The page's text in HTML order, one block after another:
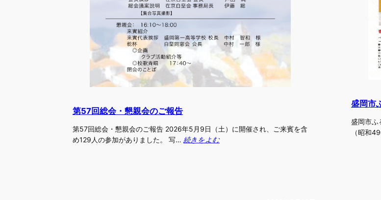
第57回総会・懇親会のご報告
第57回総会・懇親会のご報告 2026年5月9日（土）に開催され、ご来賓を含
め129人の参加がありました。 写… 続きをよむ
盛岡市
盛岡市ふ
（昭和